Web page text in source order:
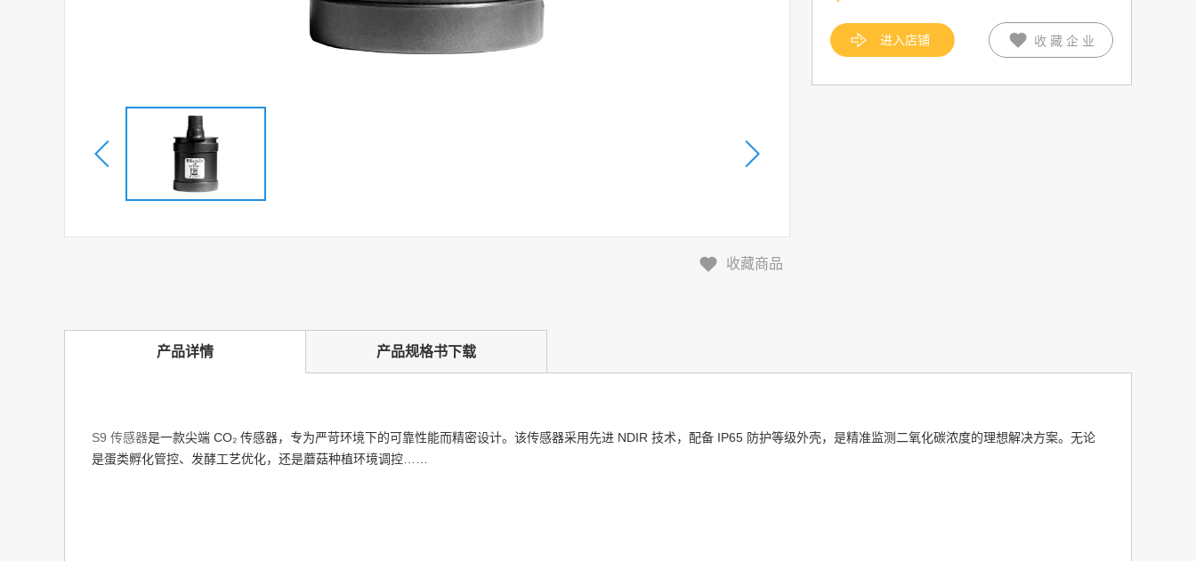
收藏商品
进入店铺 收藏企业
产品详情 产品规格书下载
S9 传感器是一款尖端 CO₂ 传感器，专为严苛环境下的可靠性能而精密设计。该传感器采用先进 NDIR 技术，配备 IP65 防护等级外壳，是精准监测二氧化碳浓度的理想解决方案。无论
是蛋类孵化管控、发酵工艺优化，还是蘑菇种植环境调控……